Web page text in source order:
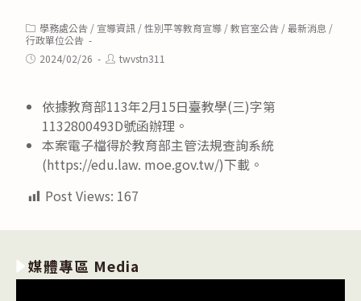
Post
category:
學務處公告 / 宣導資訊 /性別平等教育宣導 /教官室公告 /最新消息 /
行政單位公告
Post2024/02/26
Posttwvstn311
依據教育部113年2月15日臺教學(三)字第
1132800493D號函辦理。
本案電子檔得於教育部主管法規查詢系統
(https://edu.law. moe.gov.tw/)下載。
Post Views: 167
媒體專區 Media